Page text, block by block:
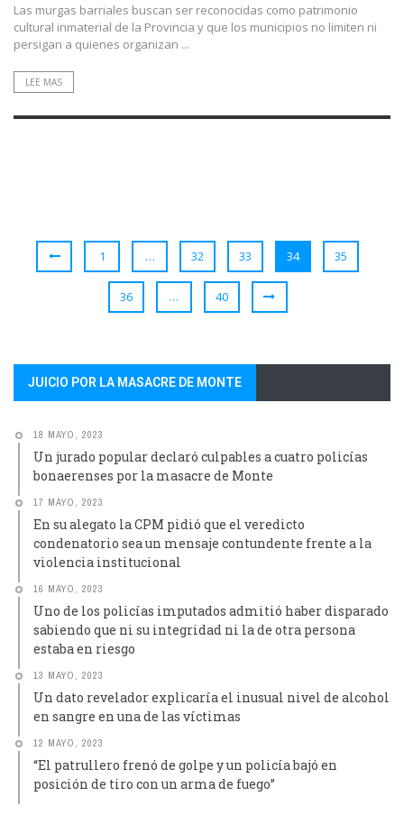
Las murgas barriales buscan ser reconocidas como patrimonio
cultural inmaterial de la Provincia y que los municipios no limiten ni
persigan a quienes organizan ...
LEE MAS
1 … 32 33 34 35
36 … 40
JUICIO POR LA MASACRE DE MONTE
18 MAYO, 2023
Un jurado popular declaró culpables a cuatro policías
bonaerenses por la masacre de Monte
17 MAYO, 2023
En su alegato la CPM pidió que el veredicto
condenatorio sea un mensaje contundente frente a la
violencia institucional
16 MAYO, 2023
Uno de los policías imputados admitió haber disparado
sabiendo que ni su integridad ni la de otra persona
estaba en riesgo
13 MAYO, 2023
Un dato revelador explicaría el inusual nivel de alcohol
en sangre en una de las víctimas
12 MAYO, 2023
“El patrullero frenó de golpe y un policía bajó en
posición de tiro con un arma de fuego”